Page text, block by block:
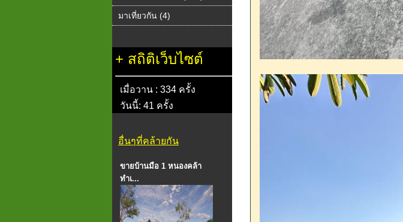
มาเที่ยวกัน (4)
+ สถิติเว็บไซต์
เมื่อวาน : 334 ครั้ง
วันนี้: 41 ครั้ง
อื่นๆที่คล้ายกัน
ขายบ้านมือ 1 หนองคล้า
ทำเ...